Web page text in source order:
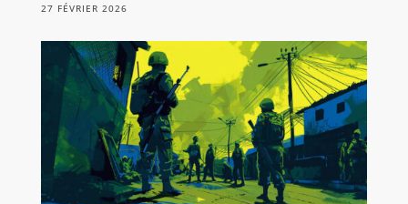
27 FÉVRIER 2026